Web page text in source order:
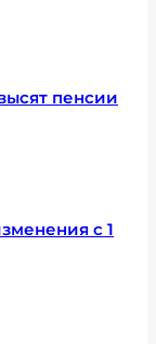
пенсии
с 1